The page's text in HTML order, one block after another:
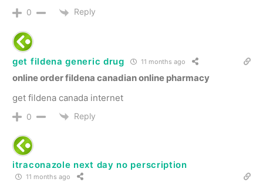
0 Reply
get fildena generic drug 11 months ago
online order fildena canadian online pharmacy
get fildena canada internet
0 Reply
itraconazole next day no perscription
11 months ago